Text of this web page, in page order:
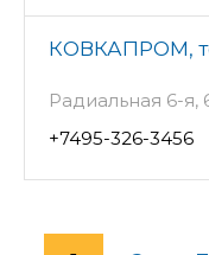
КОВКАПРОМ,
Радиальная 6-я,
+7495-326-3456